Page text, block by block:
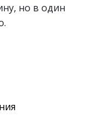
но в один